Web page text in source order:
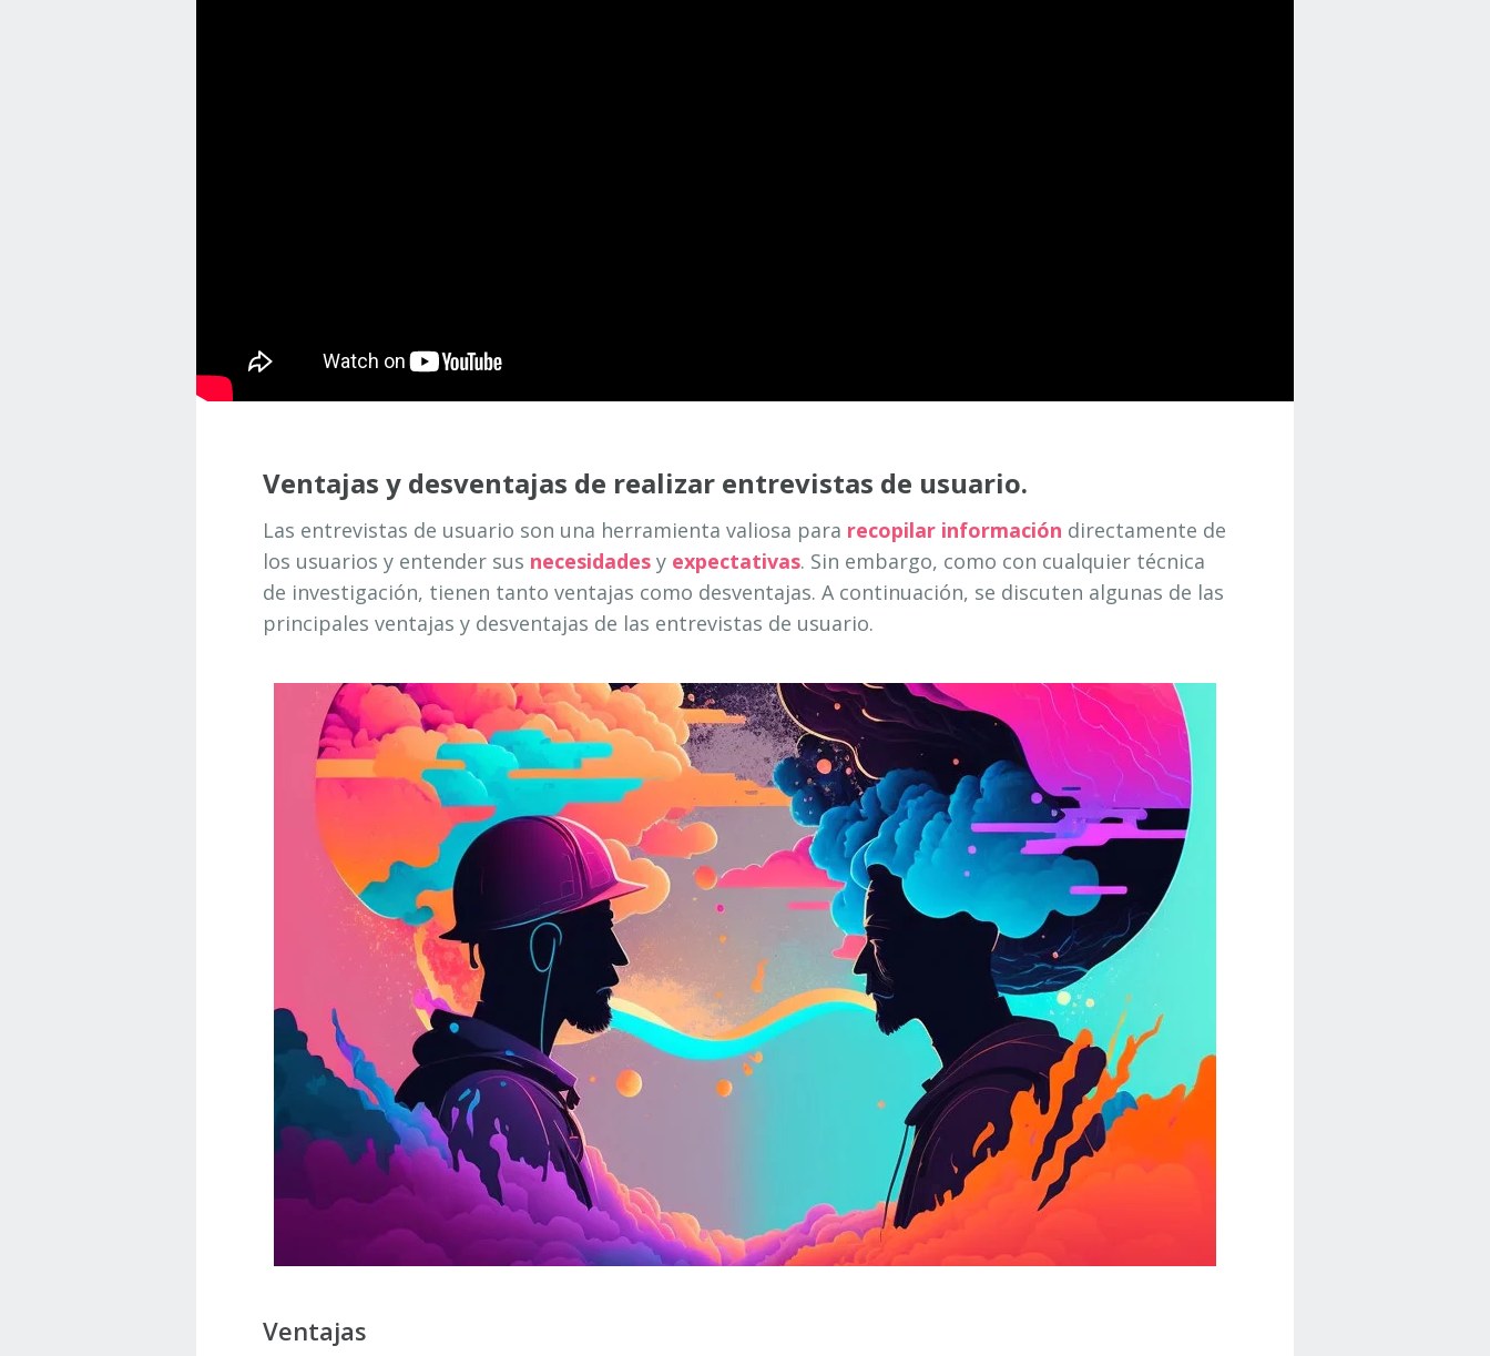
Ventajas y desventajas de realizar entrevistas de usuario.
Las entrevistas de usuario son una herramienta valiosa para recopilar información directamente de
los usuarios y entender sus necesidades y expectativas. Sin embargo, como con cualquier técnica
de investigación, tienen tanto ventajas como desventajas. A continuación, se discuten algunas de las
principales ventajas y desventajas de las entrevistas de usuario.
Ventajas